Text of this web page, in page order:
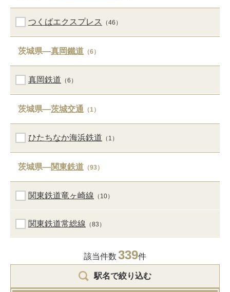
つくばエクスプレス （46）
茨城県―真岡鐵道 （6）
真岡鉄道 （6）
茨城県―茨城交通 （1）
ひたちなか海浜鉄道 （1）
茨城県―関東鉄道 （93）
関東鉄道竜ヶ崎線 （10）
関東鉄道常総線 （83）
該当件数 339件
駅名で絞り込む